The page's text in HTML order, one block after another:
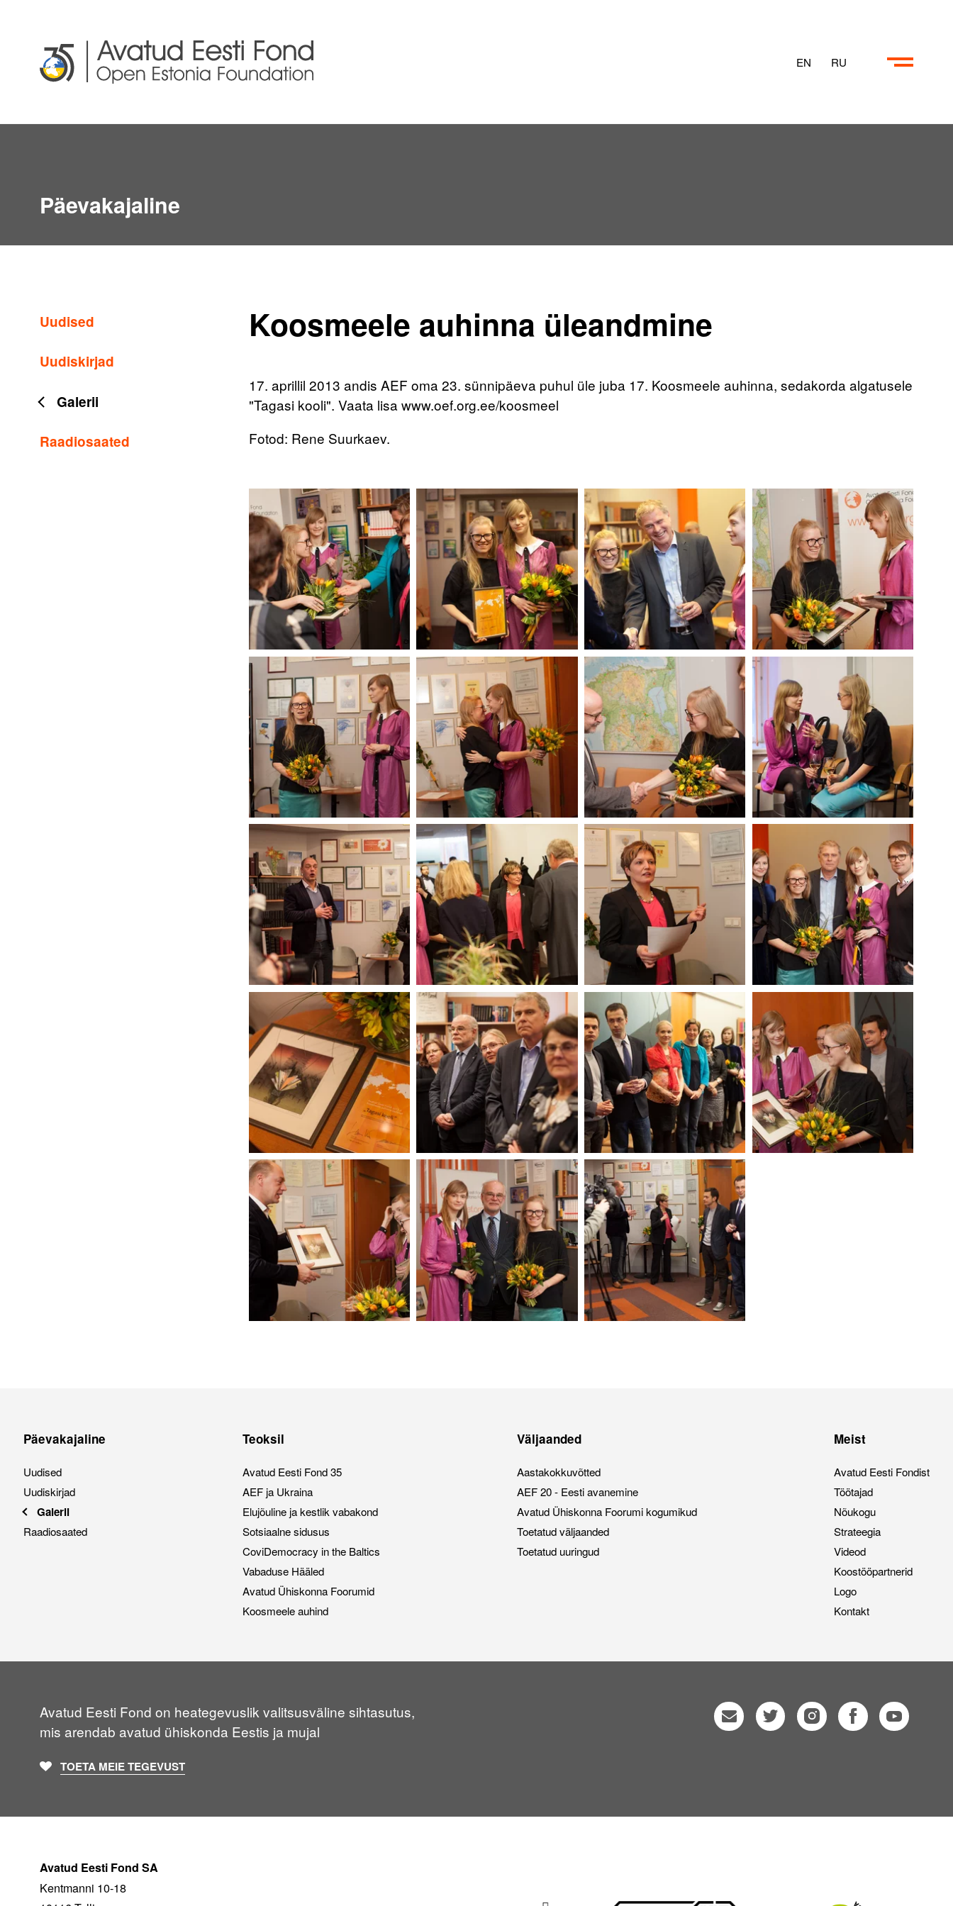
EN RU
Päevakajaline
Uudised
Uudiskirjad
Galerii
Raadiosaated
Koosmeele auhinna üleandmine
17. aprillil 2013 andis AEF oma 23. sünnipäeva puhul üle juba 17. Koosmeele auhinna, sedakorda algatusele
"Tagasi kooli". Vaata lisa www.oef.org.ee/koosmeel
Fotod: Rene Suurkaev.
Päevakajaline
Uudised
Uudiskirjad
Galerii
Raadiosaated
Teoksil
Avatud Eesti Fond 35
AEF ja Ukraina
Elujõuline ja kestlik vabakond
Sotsiaalne sidusus
CoviDemocracy in the Baltics
Vabaduse Hääled
Avatud Ühiskonna Foorumid
Koosmeele auhind
Väljaanded
Aastakokkuvõtted
AEF 20 - Eesti avanemine
Avatud Ühiskonna Foorumi kogumikud
Toetatud väljaanded
Toetatud uuringud
Meist
Avatud Eesti Fondist
Töötajad
Nõukogu
Strateegia
Videod
Koostööpartnerid
Logo
Kontakt
Avatud Eesti Fond on heategevuslik valitsusväline sihtasutus,
mis arendab avatud ühiskonda Eestis ja mujal
TOETA MEIE TEGEVUST
Avatud Eesti Fond SA
Kentmanni 10-18